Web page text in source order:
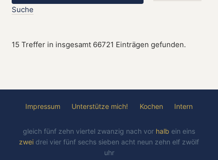
Suche
15 Treffer in insgesamt 66721 Einträgen gefunden.
Impressum Unterstütze mich! Kochen Intern
gleich fünf zehn viertel zwanzig nach vor halb ein eins
zwei drei vier fünf sechs sieben acht neun zehn elf zwölf
uhr